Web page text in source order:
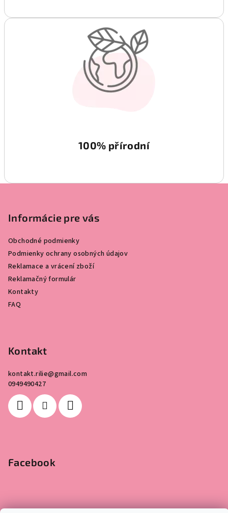
100% přírodní
Informácie pre vás
Obchodné podmienky
Podmienky ochrany osobných údajov
Reklamace a vrácení zboží
Reklamačný formulár
Kontakty
FAQ
Kontakt
kontakt.rilie@gmail.com
0949490427
Facebook